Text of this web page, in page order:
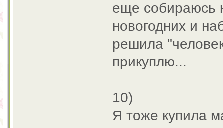
еще собираюсь
новогодних и
решила
прикуплю...
10)
Я тоже купила